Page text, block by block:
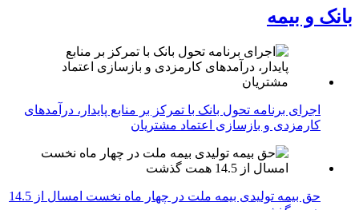
بانک و بیمه
اجرای برنامه تحول بانک با تمرکز بر منابع پایدار، درآمدهای
کارمزدی و بازسازی اعتماد مشتریان
حق بیمه تولیدی بیمه ملت در چهار ماه نخست امسال از 14.5